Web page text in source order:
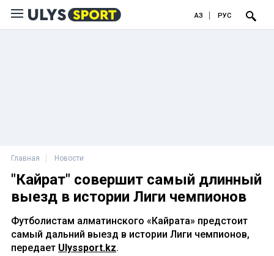
ҚАЗ РУС
Главная Новости
"Кайрат" совершит самый длинный
выезд в истории Лиги чемпионов
Футболистам алматинского «Кайрата» предстоит
самый дальний выезд в истории Лиги чемпионов,
передает Ulyssport.kz.